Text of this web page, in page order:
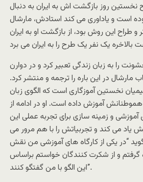
نخستین روز بازگشت اش به ایران به دنبال
است و یاداوری می کند استادش، مارشال
و طراح این روش بود، از بازگشت او به ایران
را به زبان زندگی تعبیر کرد و در دوارن
مارشال در این باره را ترجمه و منتشر کرد.
نخستین آموزگاری است که الگوی زبان
آموزش داده است. او در ادامه از
آموزشی و زمینه سازی برای تجربه عملی این
می کند و تجربیاتش را با هم مرور می
“در یکی از کارگاه های آموزشی من نقش
گرفتم و از شکرت کنندگان خواستم براساس
این الگو با من گفتگو کنند”.